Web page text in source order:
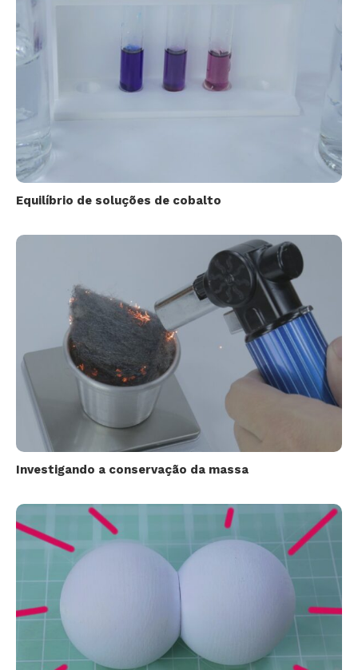
Equilíbrio de soluções de cobalto
Investigando a conservação da massa